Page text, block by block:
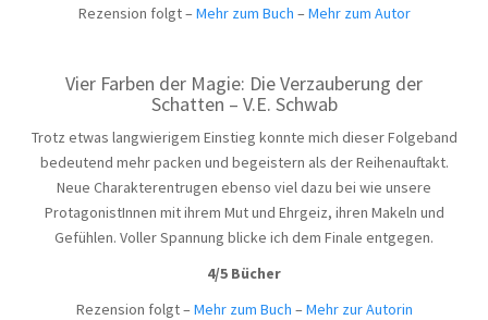
Rezension folgt – Mehr zum Buch – Mehr zum Autor
Vier Farben der Magie: Die Verzauberung der
Schatten – V.E. Schwab
Trotz etwas langwierigem Einstieg konnte mich dieser Folgeband
bedeutend mehr packen und begeistern als der Reihenauftakt.
Neue Charakterentrugen ebenso viel dazu bei wie unsere
ProtagonistInnen mit ihrem Mut und Ehrgeiz, ihren Makeln und
Gefühlen. Voller Spannung blicke ich dem Finale entgegen.
4/5 Bücher
Rezension folgt – Mehr zum Buch – Mehr zur Autorin